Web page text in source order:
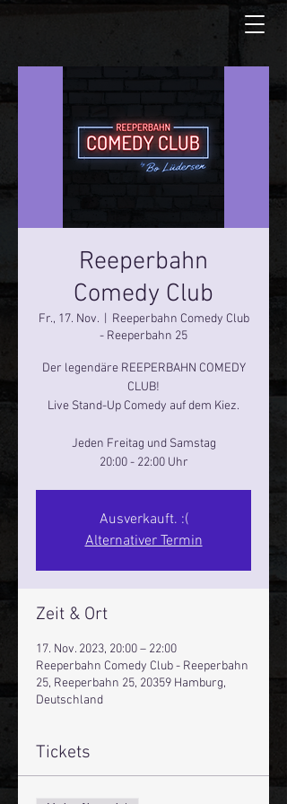
Reeperbahn
Comedy Club
Fr., 17. Nov.
  |
Reeperbahn Comedy Club
- Reeperbahn 25
Der legendäre REEPERBAHN COMEDY
CLUB!
Live Stand-Up Comedy auf dem Kiez.
Jeden Freitag und Samstag
20:00 - 22:00 Uhr
Ausverkauft. :(
Alternativer Termin
Zeit & Ort
17. Nov. 2023, 20:00 – 22:00
Reeperbahn Comedy Club - Reeperbahn
25, Reeperbahn 25, 20359 Hamburg,
Deutschland
Tickets